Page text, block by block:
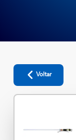
Voltar